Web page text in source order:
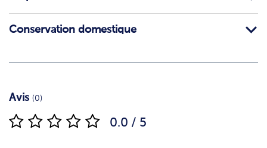
Conservation domestique
Avis (0)
0.0 / 5